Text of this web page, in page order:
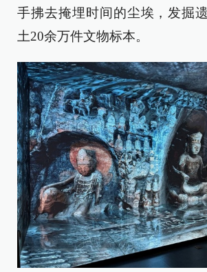
手拂去掩埋时间的尘埃，发掘
土20余万件文物标本。